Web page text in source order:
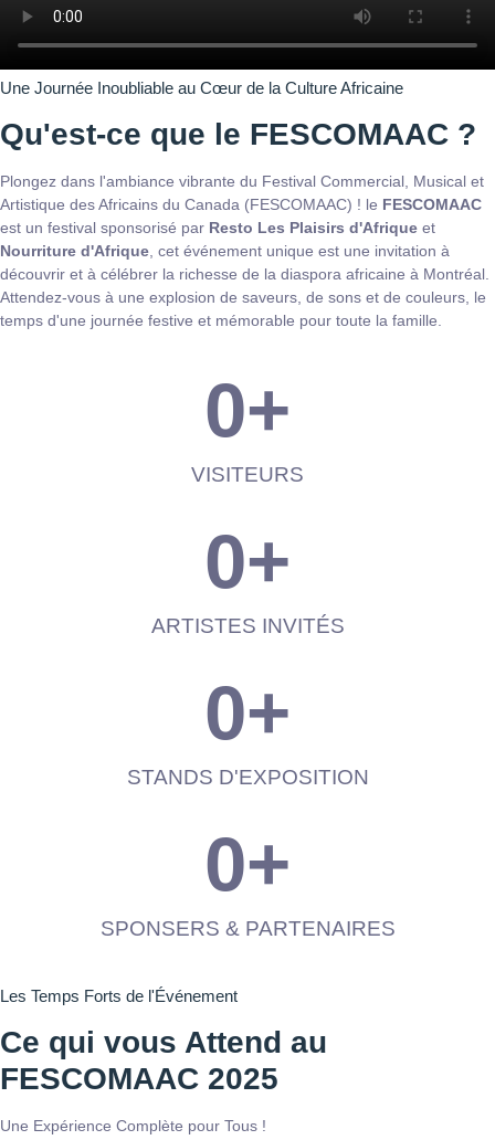
Une Journée Inoubliable au Cœur de la Culture Africaine
Qu'est-ce que le FESCOMAAC ?
Plongez dans l'ambiance vibrante du Festival Commercial, Musical et
Artistique des Africains du Canada (FESCOMAAC) ! le FESCOMAAC
est un festival sponsorisé par Resto Les Plaisirs d'Afrique et
Nourriture d'Afrique , cet événement unique est une invitation à
découvrir et à célébrer la richesse de la diaspora africaine à Montréal.
Attendez-vous à une explosion de saveurs, de sons et de couleurs, le
temps d'une journée festive et mémorable pour toute la famille.
VISITEURS
0+
ARTISTES INVITÉS
0+
STANDS D'EXPOSITION
0+
SPONSERS & PARTENAIRES
0+
Les Temps Forts de l'Événement
Ce qui vous Attend au
FESCOMAAC 2025
Une Expérience Complète pour Tous !